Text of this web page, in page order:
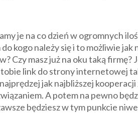
je na co dzień w ogromnych
kogo należy się i to możliwie jak
masz już na oku taką firmę?
link do strony internetowej
jak najbliższej kooperacji
A potem na pewno
będziesz w tym punkcie